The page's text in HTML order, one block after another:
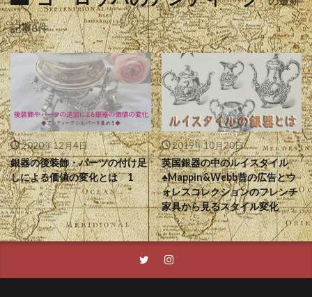
記事8件
2020年12月4日
銀器の後装飾・パーツの付け足
しによる価値の変化とは 1
2019年10月30日
英国銀器の中のルイスタイル
♣︎Mappin&Webb昔の広告とウ
ォレスコレクションのフレンチ
家具から見るスタイル変化